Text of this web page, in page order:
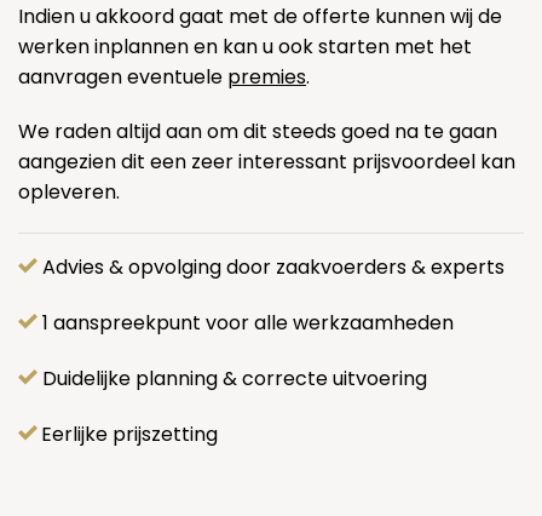
Indien u akkoord gaat met de offerte kunnen wij de
werken inplannen en kan u ook starten met het
aanvragen eventuele premies.
We raden altijd aan om dit steeds goed na te gaan
aangezien dit een zeer interessant prijsvoordeel kan
opleveren.
Advies & opvolging door zaakvoerders & experts
1 aanspreekpunt voor alle werkzaamheden
Duidelijke planning & correcte uitvoering
Eerlijke prijszetting